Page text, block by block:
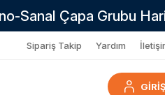
Sanal Çapa Grubu
Sipariş Takip Yardım